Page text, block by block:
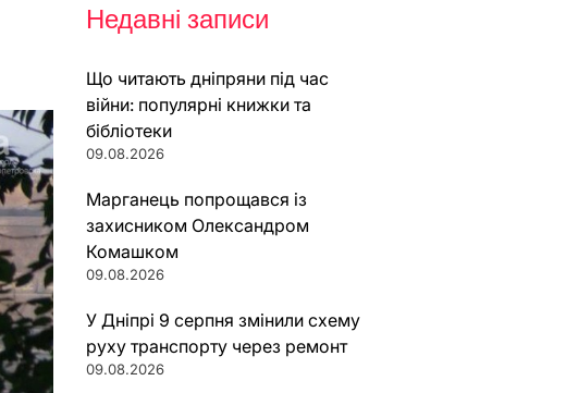
Недавні записи
Що читають дніпряни під час
війни: популярні книжки та
бібліотеки
09.08.2026
Марганець попрощався із
захисником Олександром
Комашком
09.08.2026
У Дніпрі 9 серпня змінили схему
руху транспорту через ремонт
09.08.2026